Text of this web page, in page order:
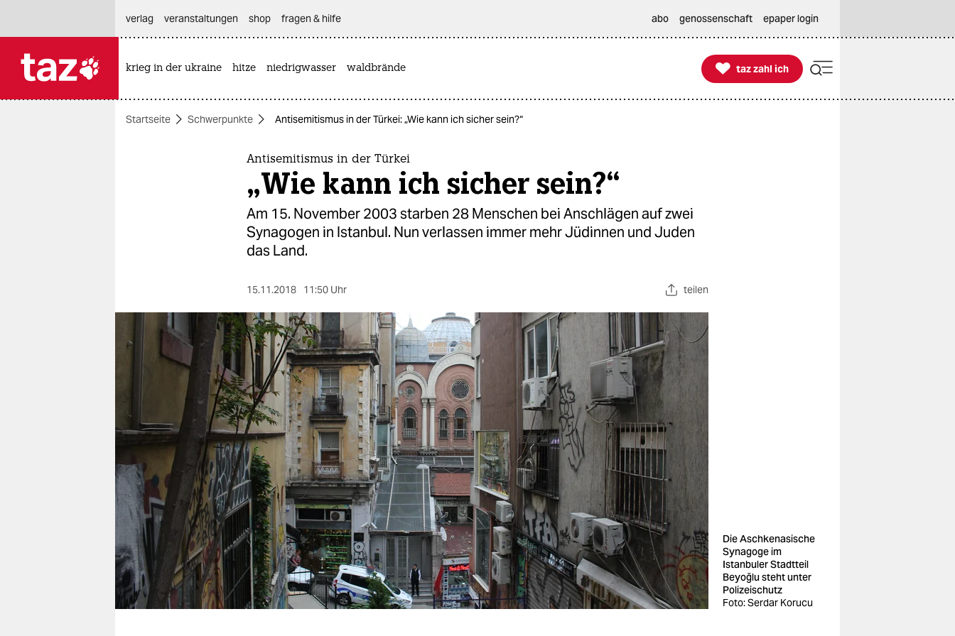
themen
berlin
nord
verlag
veranstaltungen
shop
fragen & hilfe
unterstützen
abo
genossenschaft
verlag
veranstaltungen shop fragen & hilfe abo genossenschaft epaper login
krieg in der ukraine hitze niedrigwasser waldbrände 
taz zahl ich
taz zahl ich
Startseite Schwerpunkte Antisemitismus in der Türkei: „Wie kann ich sicher sein?“
Antisemitismus in der Türkei
„Wie kann ich sicher sein?“
Am 15. November 2003 starben 28 Menschen bei Anschlägen auf zwei
Synagogen in Istanbul. Nun verlassen immer mehr Jüdinnen und Juden
das Land.
15.11.2018 11:50 Uhr teilen
Die Aschkenasische
Synagoge im
Istanbuler Stadtteil
Beyoğlu steht unter
Polizeischutz
Foto: Serdar Korucu